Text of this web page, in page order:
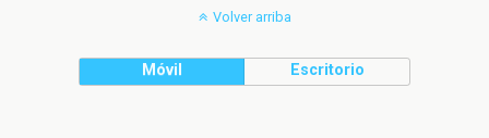
Volver arriba
Móvil Escritorio